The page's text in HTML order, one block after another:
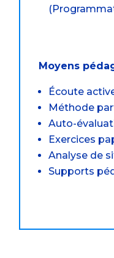
Moyens
Écoute
Méthode
Auto-
Exercices
Analyse de
Supports